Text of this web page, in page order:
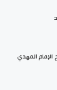
(22) سلاح الإمام المهدي